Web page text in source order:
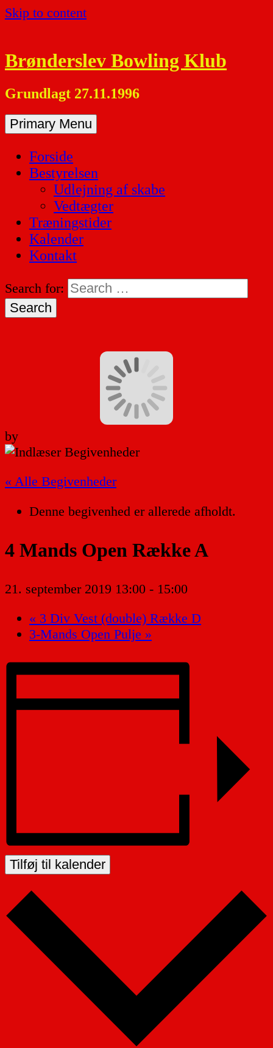
Skip to content
Brønderslev Bowling Klub
Grundlagt 27.11.1996
Primary Menu
Forside
Bestyrelsen
Udlejning af skabe
Vedtægter
Træningstider
Kalender
Kontakt
Search for:
by
« Alle Begivenheder
Denne begivenhed er allerede afholdt.
4 Mands Open Række A
21. september 2019 13:00 - 15:00
« 3 Div Vest (double) Række D
3-Mands Open Pulje »
Tilføj til kalender